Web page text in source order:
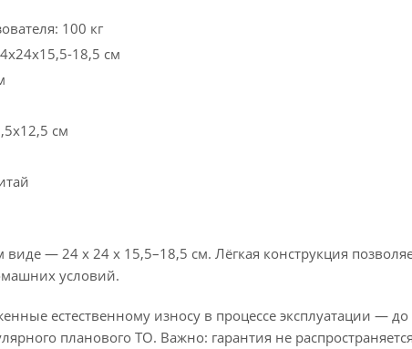
100 кг
18,5 см
см
— 24 х 24 х 15,5–18,5 см. Лёгкая конструкция
условий.
естественному износу в процессе эксплуатации —
планового ТО. Важно: гарантия не